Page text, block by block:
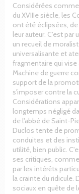
Considérées
du XVIIIe siècle, les
ont été éclipsées,
leur auteur. C'est
un recueil de
universalisante et
fragmentaire qui
Machine de guerre
support de la
s'imposer contre la
Considérations
longtemps négligé
de l'abbé de Saint-
Duclos tente de
conduites et des
utilité, bien public.
ses critiques,
par les intérêts
la crainte du ridicule.
sociaux en quête de